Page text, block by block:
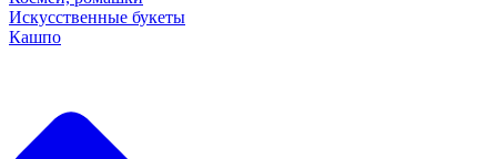
Искусственные букеты
Кашпо